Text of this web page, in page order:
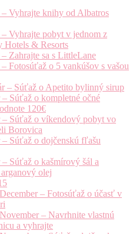
Vyhrajte knihy od Albatros
Vyhrajte pobyt v jednom z
Hotels & Resorts
Zahrajte sa s LittleLane
Fotosúťaž o 5 vankúšov s vašou
– Súťaž o Apetito bylinný sirup
– Súťaž o kompletné očné
120€
– Súťaž o víkendový pobyt vo
Borovica
– Súťaž o dojčenskú fľašu
– Súťaž o kašmírový šál a
olej
– Fotosúťaž o účasť v
– Navrhnite vlastnú
a vyhrajte